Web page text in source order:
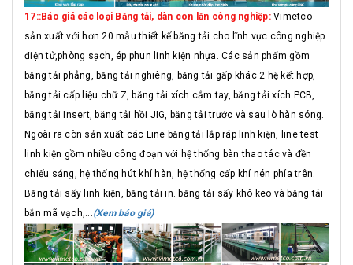
17::Báo giá các loại Băng tải, dàn con lăn công nghiệp:Vimetco
sản xuất với hơn 20 mẫu thiết kế băng tải cho lĩnh vực công nghiệp
điện tử,phòng sạch, ép phun linh kiện nhựa. Các sản phẩm gồm
băng tải phẳng, băng tải nghiêng, băng tải gấp khác 2 hệ kết hợp,
băng tải cấp liệu chữ Z, băng tải xích cắm tay, băng tải xích PCB,
băng tải Insert, băng tải hồi JIG, băng tải trước và sau lò hàn sóng.
Ngoài ra còn sản xuất các Line băng tải lắp ráp linh kiện, line test
linh kiện gồm nhiều công đoạn với hệ thống bàn thao tác và đền
chiếu sáng, hệ thống hút khí hàn, hệ thống cấp khí nén phía trên.
Băng tải sấy linh kiện, băng tải in. băng tải sấy khô keo và băng tải
bắn mã vạch,... (Xem báo giá)